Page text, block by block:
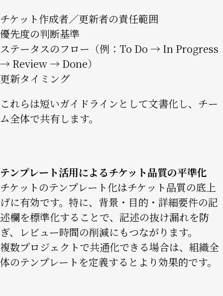
チケット作成者／更新者の責任範囲
優先度の判断基準
ステータスのフロー（例：To Do → In Progress
→ Review → Done）
更新タイミング
これらは短いガイドラインとして文書化し、チー
ム全体で共有します。
テンプレート活用によるチケット品質の平準化
チケットのテンプレート化はチケット品質の底上
げに有効です。特に、背景・目的・詳細要件の記
述欄を標準化することで、記述の抜け漏れを防
ぎ、レビュー時間の削減にもつながります。
複数プロジェクトで共通化できる場合は、組織全
体のテンプレートを定義するとより効果的です。